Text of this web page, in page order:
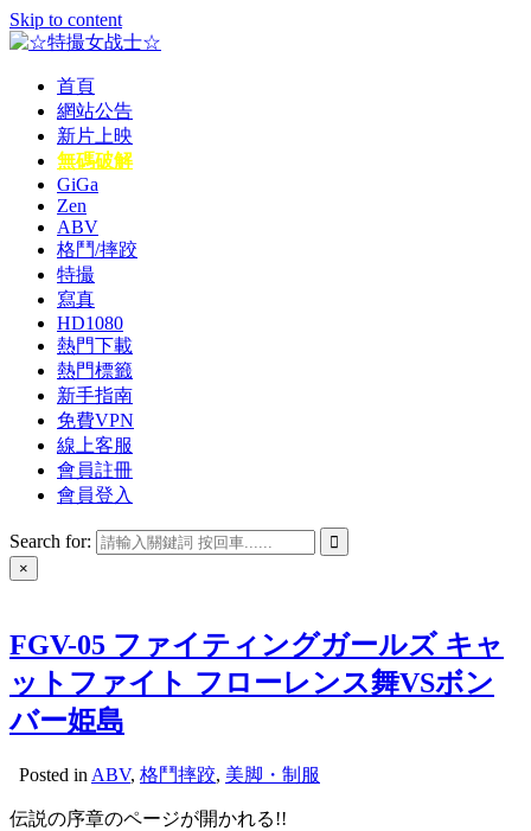
Skip to content
☆特撮女战士☆
特撮女战士、女奥特曼、女戦闘員、太陽の戦士、苍月女战士
電影網！
首頁
網站公告
新片上映
無碼破解
GiGa
Zen
ABV
格鬥/摔跤
特撮
寫真
HD1080
熱門下載
熱門標籤
新手指南
免費VPN
線上客服
會員註冊
會員登入
Search for:
×
FGV-05 ファイティングガールズ キャ
ットファイト フローレンス舞VSボン
バー姫島
Posted in ABV, 格鬥摔跤, 美脚・制服
伝説の序章のページが開かれる!!